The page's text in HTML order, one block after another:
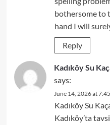
bothersome to
hand I will
Reply
Kadıköy Su
says:
June 14, 2026 at
Kadıköy Su
Kadıköy’ta